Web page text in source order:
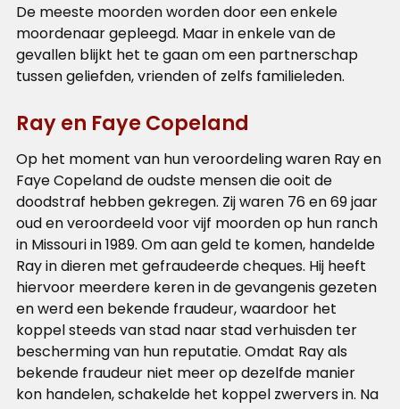
De meeste moorden worden door een enkele
moordenaar gepleegd. Maar in enkele van de
gevallen blijkt het te gaan om een partnerschap
tussen geliefden, vrienden of zelfs familieleden.
Ray en Faye Copeland
Op het moment van hun veroordeling waren Ray en
Faye Copeland de oudste mensen die ooit de
doodstraf hebben gekregen. Zij waren 76 en 69 jaar
oud en veroordeeld voor vijf moorden op hun ranch
in Missouri in 1989. Om aan geld te komen, handelde
Ray in dieren met gefraudeerde cheques. Hij heeft
hiervoor meerdere keren in de gevangenis gezeten
en werd een bekende fraudeur, waardoor het
koppel steeds van stad naar stad verhuisden ter
bescherming van hun reputatie. Omdat Ray als
bekende fraudeur niet meer op dezelfde manier
kon handelen, schakelde het koppel zwervers in. Na